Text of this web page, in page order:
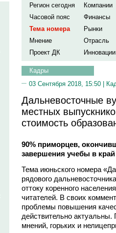
Регион сегодня
Компании
Часовой пояс
Финансы
Тема номера
Рынки
Мнение
Отрасль
Проект ДК
Инновации
Кадры
03 Сентября 2018, 15:50 |
Дальневосточные
местных
стоимость
90% приморцев,
завершения учебы в
Тема июньского номера
рядового
оттоку коренного
читателей. В своих
проблемы повышения
действительно
мнений, горьких и